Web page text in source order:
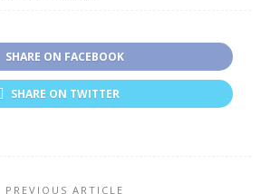
SHARE ON FACEBOOK
SHARE ON TWITTER
PREVIOUS ARTICLE